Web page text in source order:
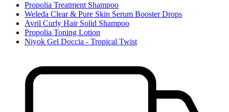
Propolia Treatment Shampoo
Weleda Clear & Pure Skin Serum Booster Drops
Avril Curly Hair Solid Shampoo
Propolia Toning Lotion
Niyok Gel Doccia - Tropical Twist